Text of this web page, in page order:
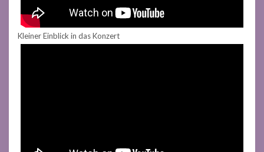
Kleiner Einblick in das Konzert